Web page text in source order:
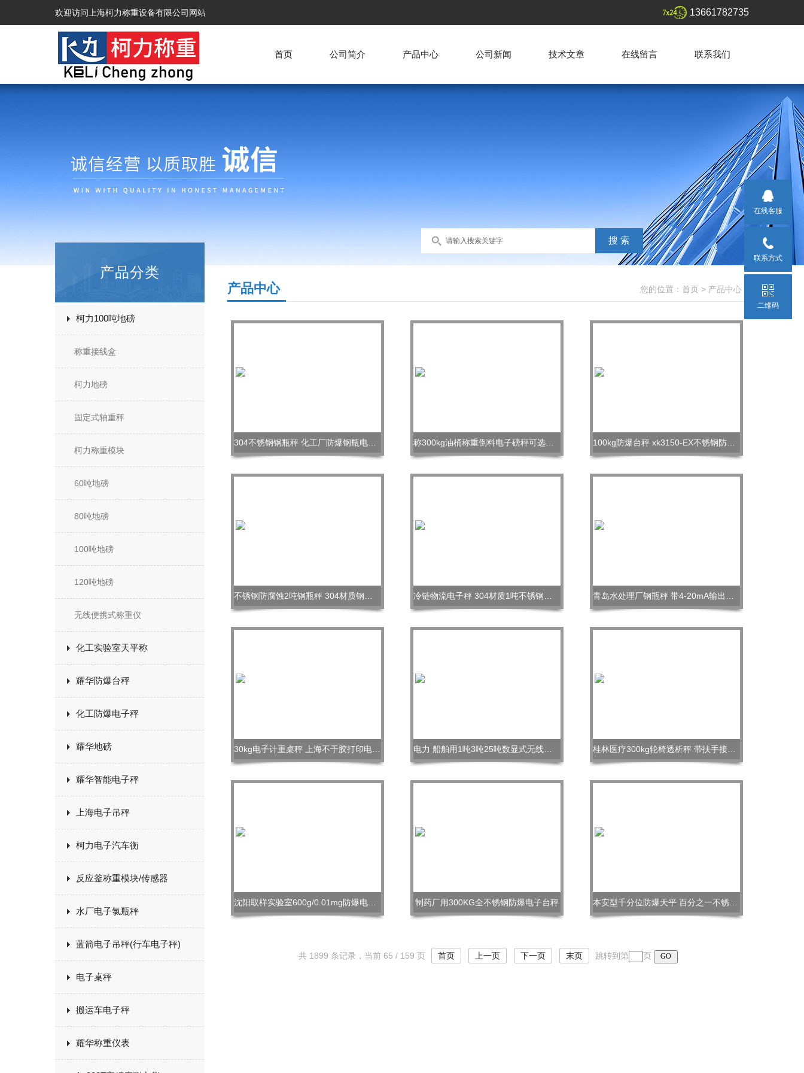
欢迎访问上海柯力称重设备有限公司网站 13661782735
首页 公司简介 产品中心 公司新闻 技术文章 在线留言 联系我们
产品分类
柯力100吨地磅
称重接线盒
柯力地磅
固定式轴重秤
柯力称重模块
60吨地磅
80吨地磅
100吨地磅
120吨地磅
无线便携式称重仪
化工实验室天平称
耀华防爆台秤
化工防爆电子秤
耀华地磅
耀华智能电子秤
上海电子吊秤
柯力电子汽车衡
反应釜称重模块/传感器
水厂电子氯瓶秤
蓝箭电子吊秤(行车电子秤)
电子桌秤
搬运车电子秤
耀华称重仪表
您的位置： 首页 > 产品中心
产品中心
制药厂用300KG全不锈钢防爆电子台秤
共 1899 条记录，当前 65 / 159 页 首页 上一页 下一页 末页 跳转到第 页
在线客服
联系方式
二维码